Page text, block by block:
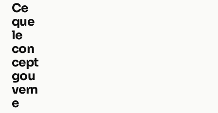
Ce
que
le
con
cept
gou
vern
e